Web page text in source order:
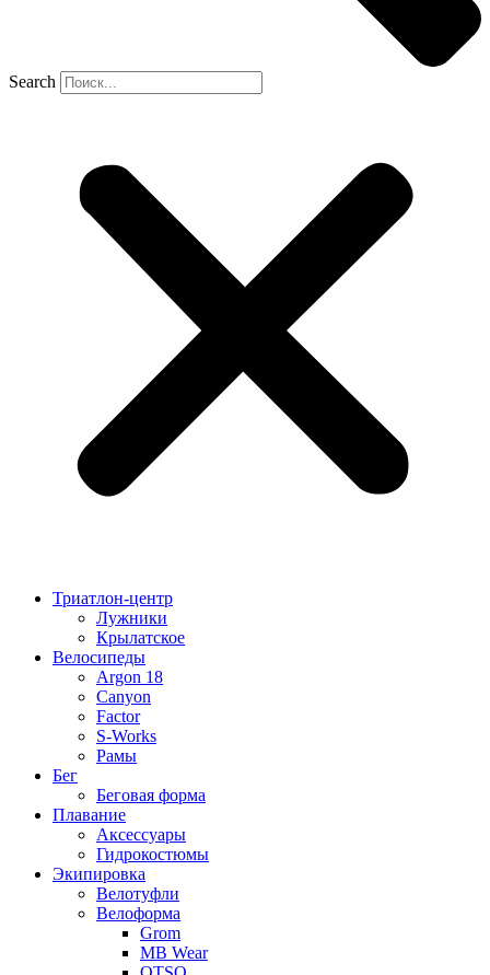
Search
Триатлон-центр
Лужники
Крылатское
Велосипеды
Argon 18
Canyon
Factor
S-Works
Рамы
Бег
Беговая форма
Плавание
Аксессуары
Гидрокостюмы
Экипировка
Велотуфли
Велоформа
Grom
MB Wear